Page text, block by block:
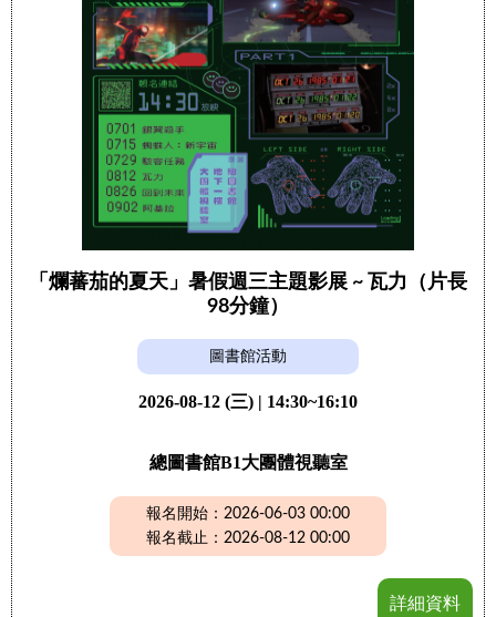
「爛蕃茄的夏天」暑假週三主題影展 ~ 瓦力（片長
98分鐘）
圖書館活動
2026-08-12 (三) | 14:30~16:10
總圖書館B1大團體視聽室
報名開始：2026-06-03 00:00
報名截止：2026-08-12 00:00
詳細資料